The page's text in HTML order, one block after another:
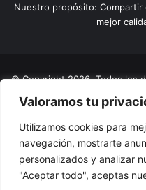
Valoramos tu
Utilizamos cookies para
navegación, mostrarte
personalizados y analizar
"Aceptar todo", aceptas
Nuestro propósito:
mejor
© Copyright 2026, Todos los
SAS BIC
Home
Actualidad
El Tinteadero